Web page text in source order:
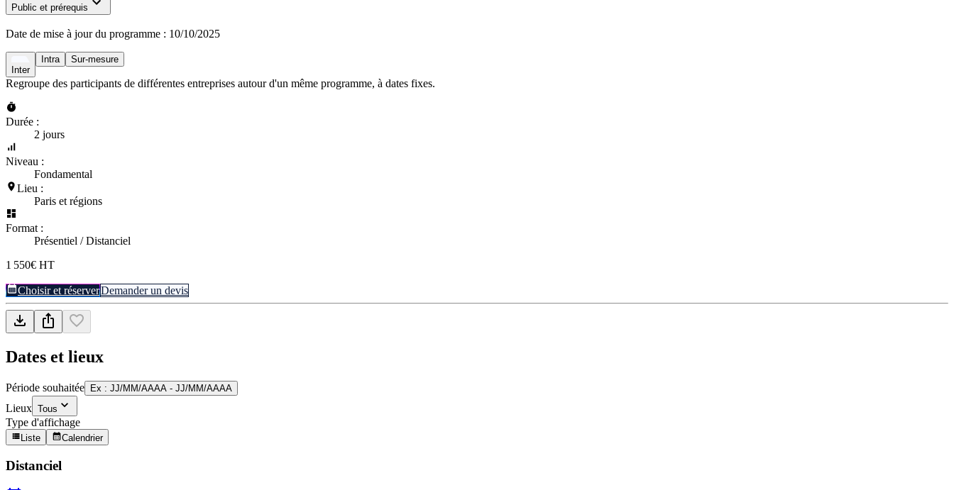
Public et prérequis
Date de mise à jour du programme : 10/10/2025
Inter
Intra Sur-mesure
Regroupe des participants de différentes entreprises autour d'un même programme, à dates fixes.
Durée :
2 jours
Niveau :
Fondamental
Lieu :
Paris et régions
Format :
Présentiel / Distanciel
1 550€ HT
Choisir et réserverDemander un devis
Dates et lieux
Période souhaitée Ex : JJ/MM/AAAA - JJ/MM/AAAA
Lieux Tous
Type d'affichage
Liste Calendrier
Distanciel